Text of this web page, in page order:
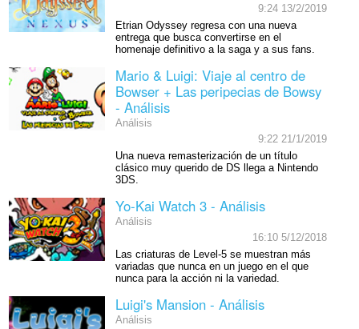
9:24 13/2/2019
Etrian Odyssey regresa con una nueva
entrega que busca convertirse en el
homenaje definitivo a la saga y a sus fans.
Mario & Luigi: Viaje al centro de
Bowser + Las peripecias de Bowsy
- Análisis
Análisis
9:22 21/1/2019
Una nueva remasterización de un título
clásico muy querido de DS llega a Nintendo
3DS.
Yo-Kai Watch 3 - Análisis
Análisis
16:10 5/12/2018
Las criaturas de Level-5 se muestran más
variadas que nunca en un juego en el que
nunca para la acción ni la variedad.
Luigi's Mansion - Análisis
Análisis